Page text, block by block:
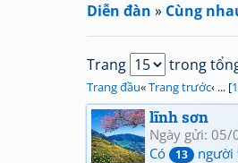
Diễn đàn » Cùng
Trang trong
Trang đầu«Trang trước‹ ... [
lĩnh sơn
Ngày gửi:
Có
13 người